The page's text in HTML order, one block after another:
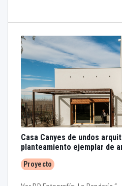
Casa Canyes de undos
planteamiento ejemplar de
Proyecto